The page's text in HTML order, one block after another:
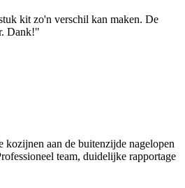
kit zo'n verschil kan maken. De
Dank!"
kozijnen aan de buitenzijde nagelopen
team, duidelijke rapportage